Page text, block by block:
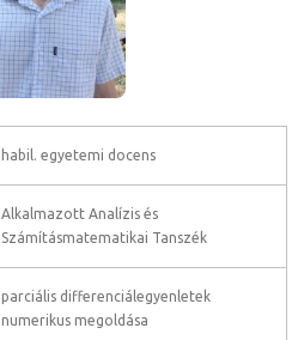
habil. egyetemi docens
Alkalmazott Analízis és
Számításmatematikai Tanszék
parciális differenciálegyenletek
numerikus megoldása